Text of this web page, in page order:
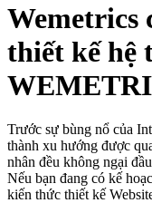
Wemetrics
thiết kế hệ
Trước sự bùng nổ của
thành xu hướng được
nhân đều không ngại
Nếu bạn đang có kế
kiến thức thiết kế